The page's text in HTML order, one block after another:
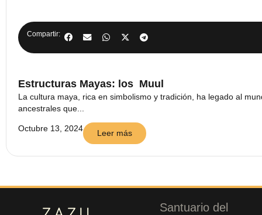
Compartir:
Estructuras Mayas: los Muul
La cultura maya, rica en simbolismo y tradición, ha legado al
ancestrales que...
Octubre 13, 2024 Leer más
Santuario del